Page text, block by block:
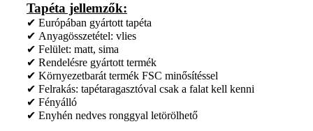
Tapéta jellemzők:
✔ Európában gyártott tapéta
✔ Anyagösszetétel: vlies
✔ Felület: matt, sima
✔ Rendelésre gyártott termék
✔ Környezetbarát termék FSC minősítéssel
✔ Felrakás: tapétaragasztóval csak a falat kell kenni
✔ Fényálló
✔ Enyhén nedves ronggyal letörölhető